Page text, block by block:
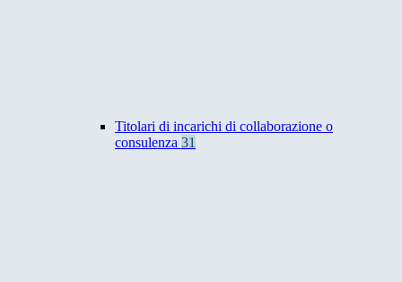
Titolari di incarichi di collaborazione o
consulenza 31